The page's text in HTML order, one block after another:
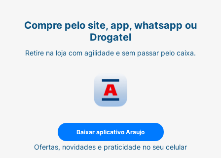
Compre pelo site, app, whatsapp ou
Drogatel
Retire na loja com agilidade e sem passar pelo caixa.
Baixar aplicativo Araujo
Ofertas, novidades e praticidade no seu celular